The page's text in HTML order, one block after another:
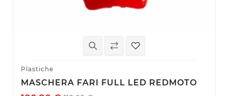
Plastiche
MASCHERA FARI FULL LED REDMOTO